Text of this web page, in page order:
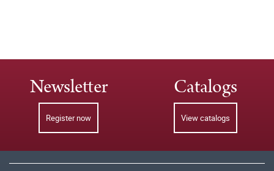
Newsletter
Register now
Catalogs
View catalogs